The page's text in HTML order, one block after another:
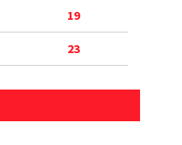
19
23